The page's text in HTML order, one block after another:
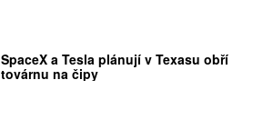
SpaceX a Tesla plánují v Texasu obří
továrnu na čipy